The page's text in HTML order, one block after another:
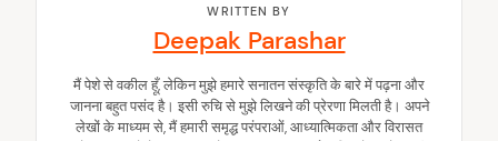
WRITTEN BY
Deepak Parashar
मैं पेशे से वकील हूँ, लेकिन मुझे हमारे सनातन संस्कृति के बारे में पढ़ना और
जानना बहुत पसंद है। इसी रुचि से मुझे लिखने की प्रेरणा मिलती है। अपने
लेखों के माध्यम से, मैं हमारी समृद्ध परंपराओं, आध्यात्मिकता और विरासत